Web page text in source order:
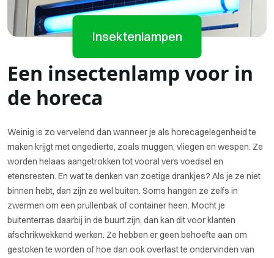
Insektenlampen
Een insectenlamp voor in
de horeca
Weinig is zo vervelend dan wanneer je als horecagelegenheid te
maken krijgt met ongedierte, zoals muggen, vliegen en wespen. Ze
worden helaas aangetrokken tot vooral vers voedsel en
etensresten. En wat te denken van zoetige drankjes? Als je ze niet
binnen hebt, dan zijn ze wel buiten. Soms hangen ze zelfs in
zwermen om een prullenbak of container heen. Mocht je
buitenterras daarbij in de buurt zijn, dan kan dit voor klanten
afschrikwekkend werken. Ze hebben er geen behoefte aan om
gestoken te worden of hoe dan ook overlast te ondervinden van